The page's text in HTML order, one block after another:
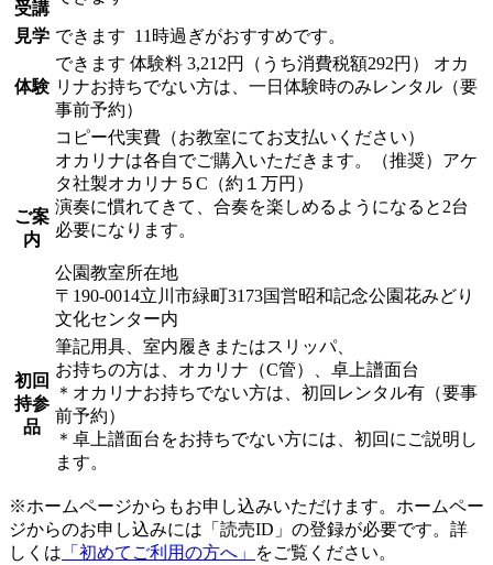
受講
見学 できます 11時過ぎがおすすめです。
体験
できます 体験料 3,212円（うち消費税額292円） オカ
リナお持ちでない方は、一日体験時のみレンタル（要
事前予約）
ご案
内
コピー代実費（お教室にてお支払いください）
オカリナは各自でご購入いただきます。（推奨）アケ
タ社製オカリナ５C（約１万円）
演奏に慣れてきて、合奏を楽しめるようになると2台
必要になります。
公園教室所在地
〒190-0014立川市緑町3173国営昭和記念公園花みどり
文化センター内
初回
持参
品
筆記用具、室内履きまたはスリッパ、
お持ちの方は、オカリナ（C管）、卓上譜面台
＊オカリナお持ちでない方は、初回レンタル有（要事
前予約）
＊卓上譜面台をお持ちでない方には、初回にご説明し
ます。
※ホームページからもお申し込みいただけます。ホームペー
ジからのお申し込みには「読売ID」の登録が必要です。詳
しくは 「初めてご利用の方へ」 をご覧ください。